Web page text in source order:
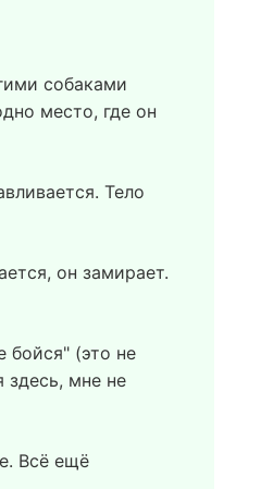
собаками
место, где он
Тело
он замирает.
бойся" (это не
здесь, мне не
Всё ещё